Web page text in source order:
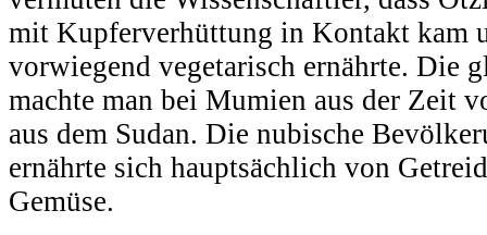
mit Kupferverhüttung in Kontakt kam
vorwiegend vegetarisch ernährte. Die
machte man bei Mumien aus der Zeit
aus dem Sudan. Die nubische
ernährte sich hauptsächlich von
Gemüse.